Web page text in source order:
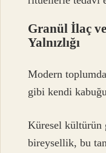
Granül İlaç
Yalnızlığı
Modern
gibi kendi
Küresel kültürün
bireysellik, bu